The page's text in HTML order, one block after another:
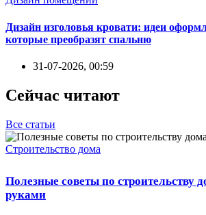
Дизайн изголовья кровати: идеи
которые преобразят спальню
31-07-2026, 00:59
Сейчас читают
Все статьи
Строительство дома
Полезные советы по строительству
руками